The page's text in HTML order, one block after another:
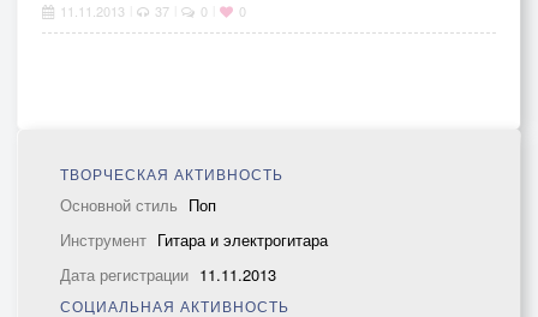
11.11.2013 37 0 0
ТВОРЧЕСКАЯ АКТИВНОСТЬ
Основной стиль Поп
Инструмент Гитара и электрогитара
Дата регистрации 11.11.2013
СОЦИАЛЬНАЯ АКТИВНОСТЬ